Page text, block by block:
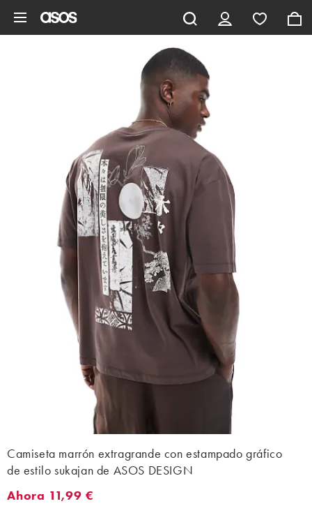
Camiseta marrón extragrande con estampado gráfico
de estilo sukajan de ASOS DESIGN
Ahora 11,99 €. Mejor precio en últimos 30 días 5,99 € (+101%).
Ahora 11,99 €